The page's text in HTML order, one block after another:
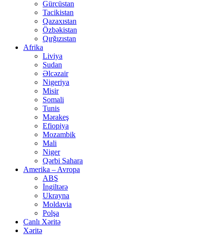
Gürcüstan
Tacikistan
Qazaxıstan
Özbəkistan
Qırğızıstan
Afrika
Liviya
Sudan
Əlcəzair
Nigeriya
Misir
Somali
Tunis
Mərakeş
Efiopiya
Mozambik
Mali
Niger
Qərbi Sahara
Amerika – Avropa
ABŞ
İngiltərə
Ukrayna
Moldavia
Polşa
Canlı Xəritə
Xəritə